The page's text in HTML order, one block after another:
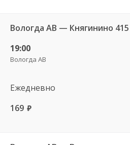
Вологда АВ — Княгинино 415
19:00
Вологда АВ
Ежедневно
169 руб.